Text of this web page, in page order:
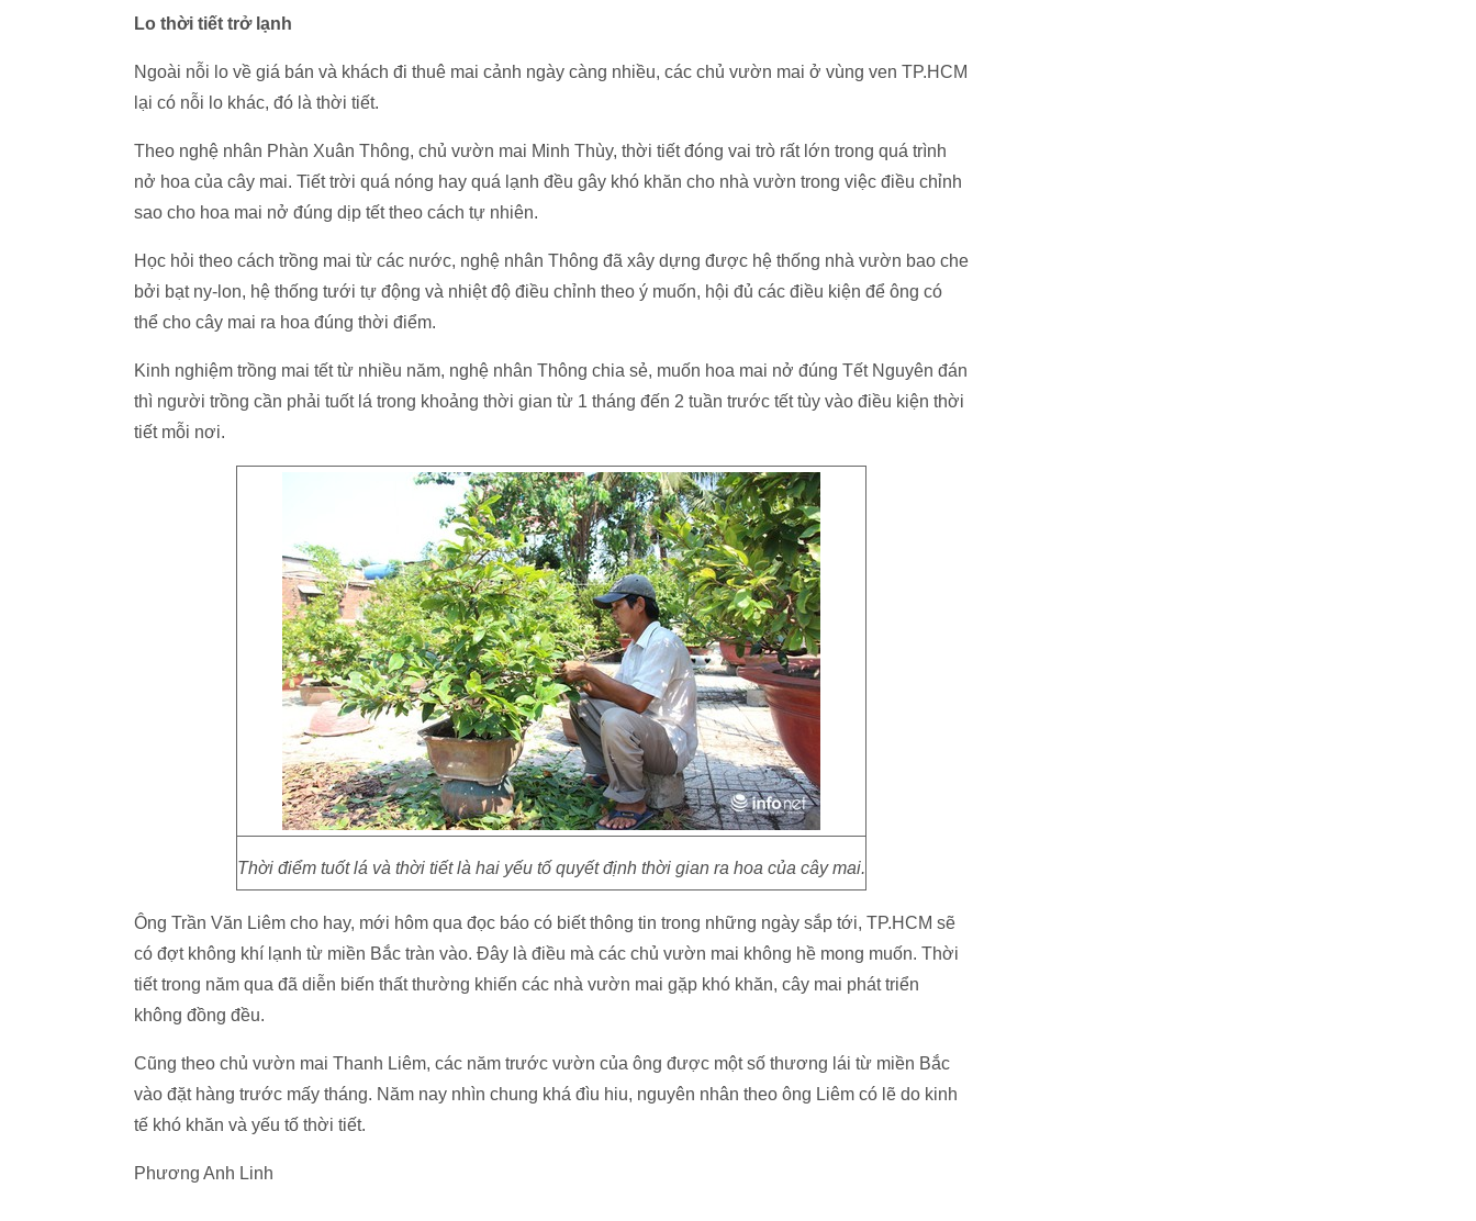
Lo thời tiết trở lạnh
Ngoài nỗi lo về giá bán và khách đi thuê mai cảnh ngày càng nhiều, các chủ vườn mai ở vùng ven TP.HCM
lại có nỗi lo khác, đó là thời tiết.
Theo nghệ nhân Phàn Xuân Thông, chủ vườn mai Minh Thùy, thời tiết đóng vai trò rất lớn trong quá trình
nở hoa của cây mai. Tiết trời quá nóng hay quá lạnh đều gây khó khăn cho nhà vườn trong việc điều chỉnh
sao cho hoa mai nở đúng dịp tết theo cách tự nhiên.
Học hỏi theo cách trồng mai từ các nước, nghệ nhân Thông đã xây dựng được hệ thống nhà vườn bao che
bởi bạt ny-lon, hệ thống tưới tự động và nhiệt độ điều chỉnh theo ý muốn, hội đủ các điều kiện để ông có
thể cho cây mai ra hoa đúng thời điểm.
Kinh nghiệm trồng mai tết từ nhiều năm, nghệ nhân Thông chia sẻ, muốn hoa mai nở đúng Tết Nguyên đán
thì người trồng cần phải tuốt lá trong khoảng thời gian từ 1 tháng đến 2 tuần trước tết tùy vào điều kiện thời
tiết mỗi nơi.
Thời điểm tuốt lá và thời tiết là hai yếu tố quyết định thời gian ra hoa của cây mai.
Ông Trần Văn Liêm cho hay, mới hôm qua đọc báo có biết thông tin trong những ngày sắp tới, TP.HCM sẽ
có đợt không khí lạnh từ miền Bắc tràn vào. Đây là điều mà các chủ vườn mai không hề mong muốn. Thời
tiết trong năm qua đã diễn biến thất thường khiến các nhà vườn mai gặp khó khăn, cây mai phát triển
không đồng đều.
Cũng theo chủ vườn mai Thanh Liêm, các năm trước vườn của ông được một số thương lái từ miền Bắc
vào đặt hàng trước mấy tháng. Năm nay nhìn chung khá đìu hiu, nguyên nhân theo ông Liêm có lẽ do kinh
tế khó khăn và yếu tố thời tiết.
Phương Anh Linh